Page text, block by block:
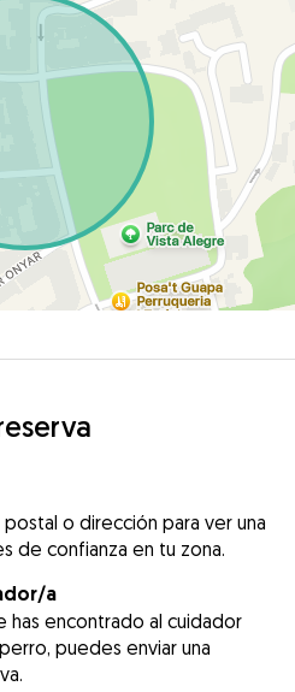
o dirección para ver una
de confianza en tu zona.
a
has encontrado al cuidador
puedes enviar una